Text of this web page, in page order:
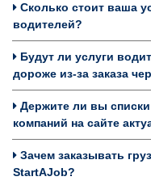
Сколько стоит ваша
водителей?
Будут ли услуги
дороже из-за заказа
Держите ли вы
компаний на сайте
Зачем заказывать
StartAJob?